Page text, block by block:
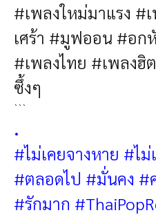
#เพลงใหม่มาแรง #
เศร้า #มูฟออน #อก
#เพลงไทย #เพลงฮิ
ซึ้งๆ
```
.
#ไม่เคยจางหาย #ไ
#ตลอดไป #มั่นคง #
#รักมาก